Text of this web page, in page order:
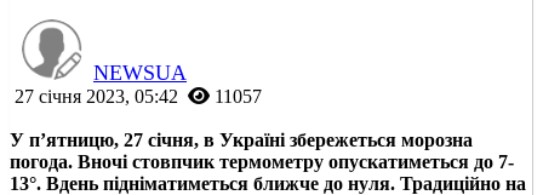
NEWSUA
27 січня 2023, 05:42 11057
У п’ятницю, 27 січня, в Україні збережеться морозна
погода. Вночі стовпчик термометру опускатиметься до 7-
13°. Вдень підніматиметься ближче до нуля. Традиційно на